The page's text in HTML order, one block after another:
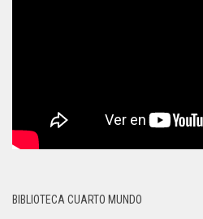
BIBLIOTECA CUARTO MUNDO